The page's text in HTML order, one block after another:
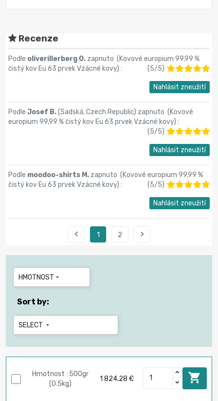
Recenze
Podle oliverillerberg O. zapnuto (Kovové europium 99,99 %
čistý kov Eu 63 prvek Vzácné kovy) : (5/5)
Nahlásit zneužití
Podle Josef B.(Sadská, Czech Republic) zapnuto (Kovové
europium 99,99 % čistý kov Eu 63 prvek Vzácné kovy) :
(5/5)
Nahlásit zneužití
Podle moodoo-shirts M. zapnuto (Kovové europium 99,99 %
čistý kov Eu 63 prvek Vzácné kovy) : (5/5)
Nahlásit zneužití
 1 2 
HMOTNOST 
Sort by:
SELECT 
Hmotnost : 500gr
(0.5kg)
1 824,28 € 